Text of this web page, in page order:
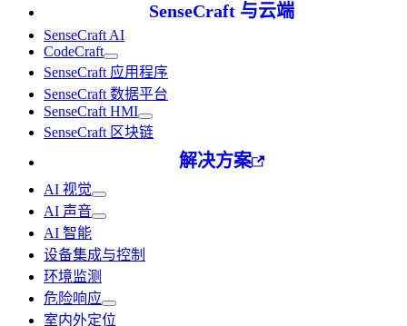
SenseCraft 与云端
SenseCraft AI
CodeCraft
SenseCraft 应用程序
SenseCraft 数据平台
SenseCraft HMI
SenseCraft 区块链
解决方案
AI 视觉
AI 声音
AI 智能
设备集成与控制
环境监测
危险响应
室内外定位